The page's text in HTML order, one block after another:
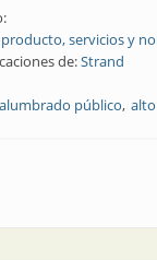
servicios y
de:Strand
alumbrado público
Proyectar luz a lo